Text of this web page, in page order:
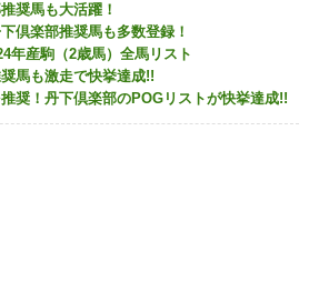
奨馬も大活躍！
倶楽部推奨馬も多数登録！
年産駒（2歳馬）全馬リスト
馬も激走で快挙達成!!
奨！丹下倶楽部のPOGリストが快挙達成!!